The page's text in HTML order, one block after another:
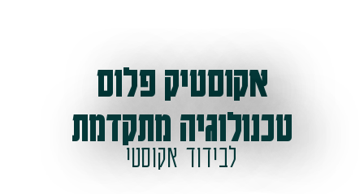
אקוסטיק פלוס
טכנולוגיה מתקדמת
לבידוד אקוסטי